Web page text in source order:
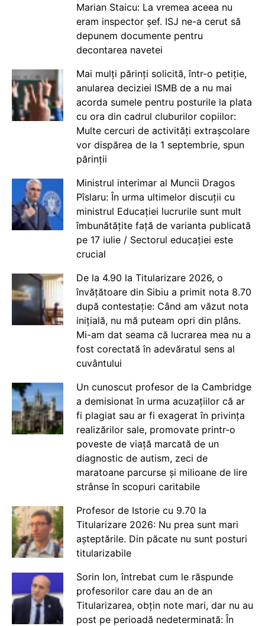
Marian Staicu: La vremea aceea nu
eram inspector șef. ISJ ne-a cerut să
depunem documente pentru
decontarea navetei
Mai mulți părinți solicită, într-o petiție,
anularea deciziei ISMB de a nu mai
acorda sumele pentru posturile la plata
cu ora din cadrul cluburilor copiilor:
Multe cercuri de activități extrașcolare
vor dispărea de la 1 septembrie, spun
părinții
Ministrul interimar al Muncii Dragos
Pîslaru: În urma ultimelor discuții cu
ministrul Educației lucrurile sunt mult
îmbunătățite față de varianta publicată
pe 17 iulie / Sectorul educației este
crucial
De la 4.90 la Titularizare 2026, o
învățătoare din Sibiu a primit nota 8.70
după contestație: Când am văzut nota
inițială, nu mă puteam opri din plâns.
Mi-am dat seama că lucrarea mea nu a
fost corectată în adevăratul sens al
cuvântului
Un cunoscut profesor de la Cambridge
a demisionat în urma acuzațiilor că ar
fi plagiat sau ar fi exagerat în privința
realizărilor sale, promovate printr-o
poveste de viață marcată de un
diagnostic de autism, zeci de
maratoane parcurse și milioane de lire
strânse în scopuri caritabile
Profesor de Istorie cu 9.70 la
Titularizare 2026: Nu prea sunt mari
așteptările. Din păcate nu sunt posturi
titularizabile
Sorin Ion, întrebat cum le răspunde
profesorilor care dau an de an
Titularizarea, obțin note mari, dar nu au
post pe perioadă nedeterminată: În